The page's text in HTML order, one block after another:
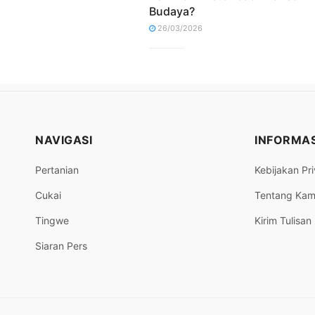
Budaya?
26/03/2026
NAVIGASI
Pertanian
Cukai
Tingwe
Siaran Pers
Kebijakan
Tentang
Kirim Tulisan